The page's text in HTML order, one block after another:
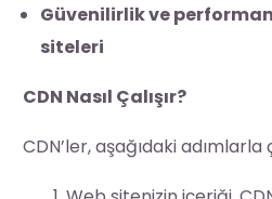
Güvenilirlik ve
siteleri
CDN Nasıl Çalışır?
CDN’ler, aşağıdaki adımlarla